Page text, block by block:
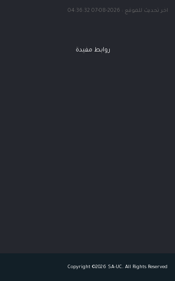
اخر تحديث للموقع : 2026-08-07 04:36:32
روابط مفيدة
Copyright ©2026 SA-UC. All Rights Reserved